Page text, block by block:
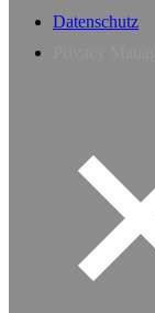
Datenschutz